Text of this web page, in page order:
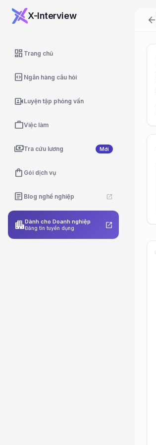
X-Interview
dashboard Trang chủ
code_blocks Ngân hàng câu hỏi
video_camera_frontLuyện tập phỏng vấn
workViệc làm
paymentsTra cứu lương Mới
shopping_bag Gói dịch vụ
article Blog nghề nghiệp open_in_new
apartmentDành cho Doanh nghiệp
Đăng tin tuyển dụng open_in_new
arrow_back